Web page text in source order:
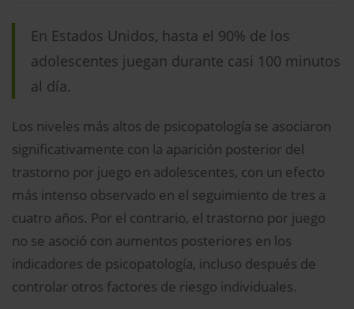
En Estados Unidos, hasta el 90% de los
adolescentes juegan durante casi 100 minutos
al día.
Los niveles más altos de psicopatología se asociaron
significativamente con la aparición posterior del
trastorno por juego en adolescentes, con un efecto
más intenso observado en el seguimiento de tres a
cuatro años. Por el contrario, el trastorno por juego
no se asoció con aumentos posteriores en los
indicadores de psicopatología, incluso después de
controlar otros factores de riesgo individuales.